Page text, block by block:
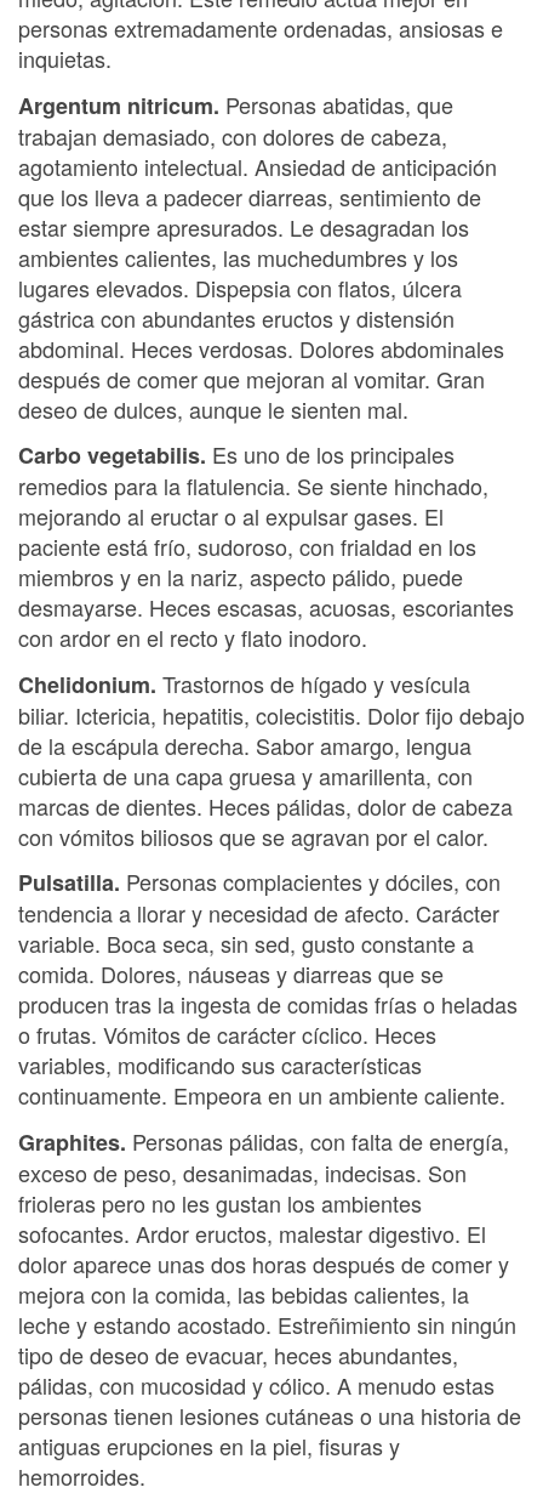
personas extremadamente ordenadas, ansiosas e
inquietas.
Argentum nitricum. Personas abatidas, que
trabajan demasiado, con dolores de cabeza,
agotamiento intelectual. Ansiedad de anticipación
que los lleva a padecer diarreas, sentimiento de
estar siempre apresurados. Le desagradan los
ambientes calientes, las muchedumbres y los
lugares elevados. Dispepsia con flatos, úlcera
gástrica con abundantes eructos y distensión
abdominal. Heces verdosas. Dolores abdominales
después de comer que mejoran al vomitar. Gran
deseo de dulces, aunque le sienten mal.
Carbo vegetabilis. Es uno de los principales
remedios para la flatulencia. Se siente hinchado,
mejorando al eructar o al expulsar gases. El
paciente está frío, sudoroso, con frialdad en los
miembros y en la nariz, aspecto pálido, puede
desmayarse. Heces escasas, acuosas, escoriantes
con ardor en el recto y flato inodoro.
Chelidonium. Trastornos de hígado y vesícula
biliar. Ictericia, hepatitis, colecistitis. Dolor fijo debajo
de la escápula derecha. Sabor amargo, lengua
cubierta de una capa gruesa y amarillenta, con
marcas de dientes. Heces pálidas, dolor de cabeza
con vómitos biliosos que se agravan por el calor.
Pulsatilla. Personas complacientes y dóciles, con
tendencia a llorar y necesidad de afecto. Carácter
variable. Boca seca, sin sed, gusto constante a
comida. Dolores, náuseas y diarreas que se
producen tras la ingesta de comidas frías o heladas
o frutas. Vómitos de carácter cíclico. Heces
variables, modificando sus características
continuamente. Empeora en un ambiente caliente.
Graphites. Personas pálidas, con falta de energía,
exceso de peso, desanimadas, indecisas. Son
frioleras pero no les gustan los ambientes
sofocantes. Ardor eructos, malestar digestivo. El
dolor aparece unas dos horas después de comer y
mejora con la comida, las bebidas calientes, la
leche y estando acostado. Estreñimiento sin ningún
tipo de deseo de evacuar, heces abundantes,
pálidas, con mucosidad y cólico. A menudo estas
personas tienen lesiones cutáneas o una historia de
antiguas erupciones en la piel, fisuras y
hemorroides.